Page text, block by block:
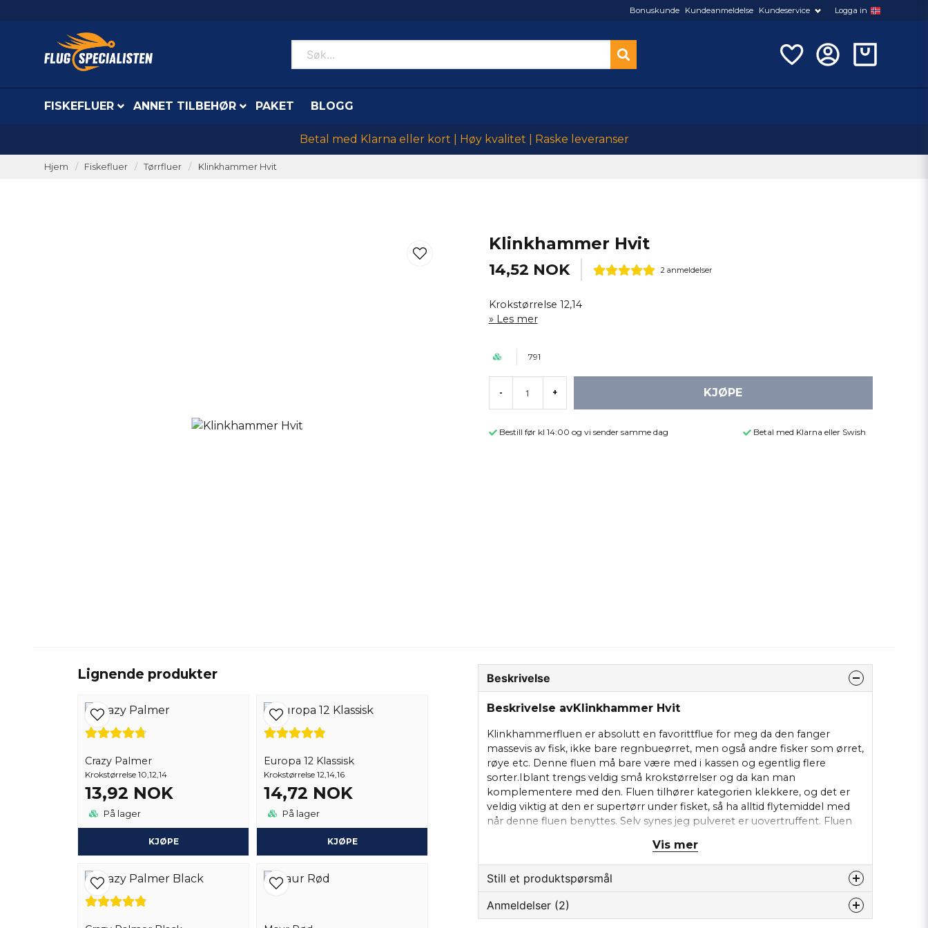
Bonuskunde Kundeanmeldelse Kundeservice Logga in
FISKEFLUER ANNET TILBEHØR PAKET BLOGG
Betal med Klarna eller kort | Høy kvalitet | Raske leveranser
Hjem Fiskefluer Tørrfluer Klinkhammer Hvit
Klinkhammer Hvit
14,52 NOK 2 anmeldelser
Krokstørrelse 12,14
Les mer
791
- + KJØPE
Bestill før kl 14:00 og vi sender samme dag Betal med Klarna eller Swish
Lignende produkter
Crazy Palmer
Krokstørrelse 10,12,14
13,92 NOK
På lager
KJØPE
Europa 12 Klassisk
Krokstørrelse 12,14,16
14,72 NOK
På lager
KJØPE
Beskrivelse
Beskrivelse avKlinkhammer Hvit
Klinkhammerfluen er absolutt en favorittflue for meg da den fanger
massevis av fisk, ikke bare regnbueørret, men også andre fisker som ørret,
røye etc. Denne fluen må bare være med i kassen og egentlig flere
sorter.Iblant trengs veldig små krokstørrelser og da kan man
komplementere med den. Fluen tilhører kategorien klekkere, og det er
veldig viktig at den er supertørr under fisket, så ha alltid flytemiddel med
når denne fluen benyttes. Selv synes jeg pulveret er uovertruffent. Fluen
bare la den ligge stille etter en fin prestasjon. Så tynn fortom som man
klarer.
Vis mer
Still et produktspørsmål
question
Anmeldelser (2)